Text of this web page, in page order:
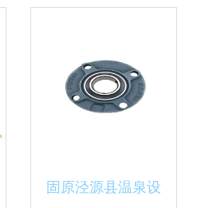
固原泾源县温泉设